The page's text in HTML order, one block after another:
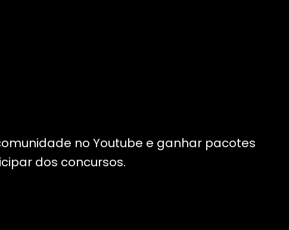
no Youtube e ganhar pacotes
dos concursos.